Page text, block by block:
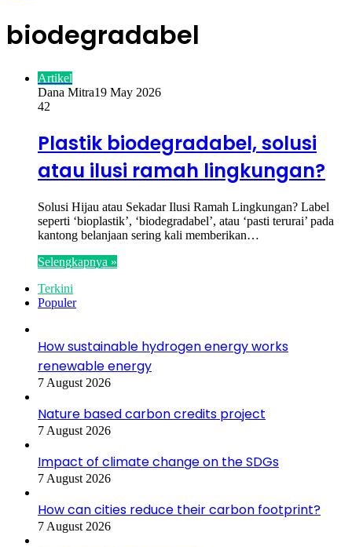
biodegradabel
Artikel
Dana Mitra19 May 2026
42
Plastik biodegradabel, solusi
atau ilusi ramah lingkungan?
Solusi Hijau atau Sekadar Ilusi Ramah Lingkungan? Label
seperti ‘bioplastik’, ‘biodegradabel’, atau ‘pasti terurai’ pada
kantong belanjaan sering kali memberikan…
Selengkapnya »
Terkini
Populer
How sustainable hydrogen energy works
renewable energy
7 August 2026
Nature based carbon credits project
7 August 2026
Impact of climate change on the SDGs
7 August 2026
How can cities reduce their carbon footprint?
7 August 2026